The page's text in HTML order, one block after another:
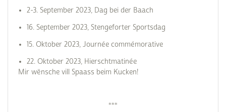
2-3. September 2023, Dag bei der Baach
16. September 2023, Stengeforter Sportsdag
15. Oktober 2023, Journée commémorative
22. Oktober 2023, Hierschtmatinée
Mir wënsche vill Spaass beim Kucken!
***